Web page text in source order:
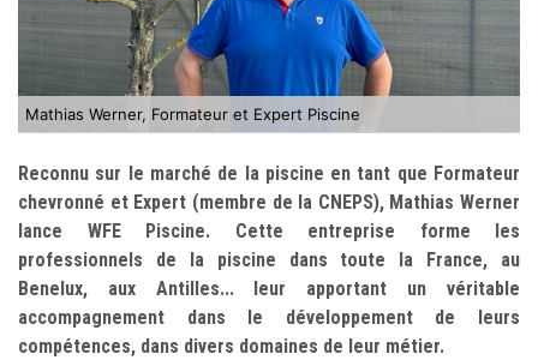
Mathias Werner, Formateur et Expert Piscine
Reconnu sur le marché de la piscine en tant que Formateur
chevronné et Expert (membre de la CNEPS), Mathias Werner
lance WFE Piscine. Cette entreprise forme les
professionnels de la piscine dans toute la France, au
Benelux, aux Antilles... leur apportant un véritable
accompagnement dans le développement de leurs
compétences, dans divers domaines de leur métier.